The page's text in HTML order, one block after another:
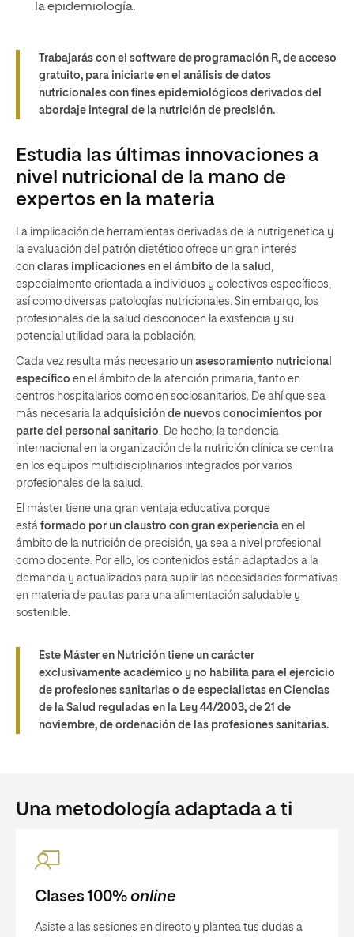
la epidemiología.
Trabajarás con el software de programación R, de acceso
gratuito, para iniciarte en el análisis de datos
nutricionales con fines epidemiológicos derivados del
abordaje integral de la nutrición de precisión.
Estudia las últimas innovaciones a
nivel nutricional de la mano de
expertos en la materia
La implicación de herramientas derivadas de la nutrigenética y
la evaluación del patrón dietético ofrece un gran interés
con claras implicaciones en el ámbito de la salud,
especialmente orientada a individuos y colectivos específicos,
así como diversas patologías nutricionales. Sin embargo, los
profesionales de la salud desconocen la existencia y su
potencial utilidad para la población.
Cada vez resulta más necesario un asesoramiento nutricional
específico en el ámbito de la atención primaria, tanto en
centros hospitalarios como en sociosanitarios. De ahí que sea
más necesaria la adquisición de nuevos conocimientos por
parte del personal sanitario. De hecho, la tendencia
internacional en la organización de la nutrición clínica se centra
en los equipos multidisciplinarios integrados por varios
profesionales de la salud.
El máster tiene una gran ventaja educativa porque
está formado por un claustro con gran experiencia en el
ámbito de la nutrición de precisión, ya sea a nivel profesional
como docente. Por ello, los contenidos están adaptados a la
demanda y actualizados para suplir las necesidades formativas
en materia de pautas para una alimentación saludable y
sostenible.
Este Máster en Nutrición tiene un carácter
exclusivamente académico y no habilita para el ejercicio
de profesiones sanitarias o de especialistas en Ciencias
de la Salud reguladas en la Ley 44/2003, de 21 de
noviembre, de ordenación de las profesiones sanitarias.
Una metodología adaptada a ti
Clases 100% online
Asiste a las sesiones en directo y plantea tus dudas a